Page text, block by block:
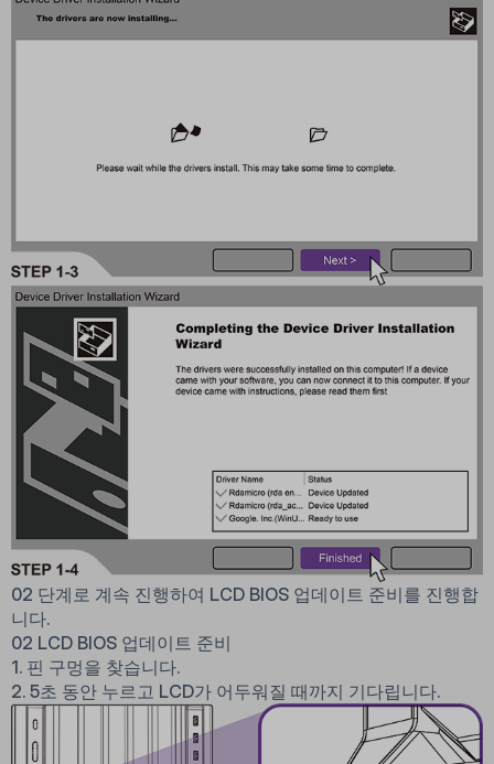
02 단계로 계속 진행하여 LCD BIOS 업데이트 준비를 진행합
니다.
02 LCD BIOS 업데이트 준비
1. 핀 구멍을 찾습니다.
2. 5초 동안 누르고 LCD가 어두워질 때까지 기다립니다.